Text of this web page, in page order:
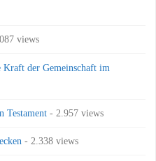
views
der Gemeinschaft im
Testament - 2.957 views
- 2.338 views